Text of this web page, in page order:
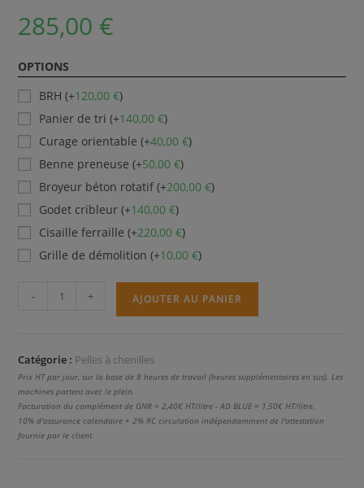
285,00 €
OPTIONS
BRH (+120,00€)
Panier de tri (+140,00€)
Curage orientable (+40,00€)
Benne preneuse (+50,00€)
Broyeur béton rotatif (+200,00€)
Godet cribleur (+140,00€)
Cisaille ferraille (+220,00€)
Grille de démolition (+10,00€)
quantité
Volée
Variable
- + AJOUTER AU PANIER
Catégorie : Pelles à chenilles
Prix HT par jour, sur la base de 8 heures de travail (heures supplémentaires en sus). Les
machines partent avec le plein.
Facturation du complément de GNR = 2,40€ HT/litre - AD BLUE = 1,50€ HT/litre.
10% d'assurance calendaire + 2% RC circulation indépendamment de l'attestation
fournie par le client.